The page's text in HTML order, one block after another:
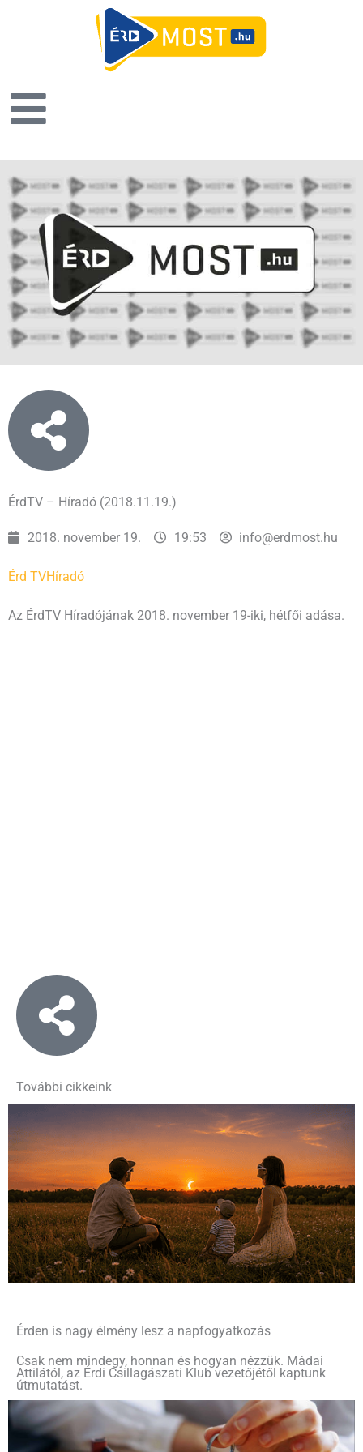
ÉrdTV – Híradó (2018.11.19.)
2018. november 19. 19:53 info@erdmost.hu
Érd TVHíradó
Az ÉrdTV Híradójának 2018. november 19-iki, hétfői adása.
További cikkeink
Érden is nagy élmény lesz a napfogyatkozás
Csak nem mindegy, honnan és hogyan nézzük. Mádai
Attilától, az Érdi Csillagászati Klub vezetőjétől kaptunk
útmutatást.